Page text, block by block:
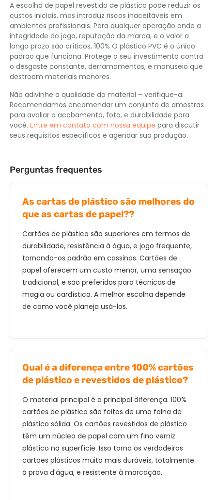
A escolha de papel revestido de plástico pode reduzir os
custos iniciais, mas introduz riscos inaceitáveis ​​em
ambientes profissionais. Para qualquer operação onde a
integridade do jogo, reputação da marca, e o valor a
longo prazo são críticos, 100% O plástico PVC é o único
padrão que funciona. Protege o seu investimento contra
o desgaste constante, derramamentos, e manuseio que
destroem materiais menores.
Não adivinhe a qualidade do material – verifique-a.
Recomendamos encomendar um conjunto de amostras
para avaliar o acabamento, foto, e durabilidade para
você. Entre em contato com nossa equipe para discutir
seus requisitos específicos e agendar sua produção.
Perguntas frequentes
As cartas de plástico são melhores do
que as cartas de papel??
Cartões de plástico são superiores em termos de
durabilidade, resistência à água, e jogo frequente,
tornando-os padrão em cassinos. Cartões de
papel oferecem um custo menor, uma sensação
tradicional, e são preferidos para técnicas de
magia ou cardística. A melhor escolha depende
de como você planeja usá-los.
Qual é a diferença entre 100% cartões
de plástico e revestidos de plástico?
O material principal é a principal diferença. 100%
cartões de plástico são feitos de uma folha de
plástico sólida. Os cartões revestidos de plástico
têm um núcleo de papel com um fino verniz
plástico na superfície. Isso torna os verdadeiros
cartões plásticos muito mais duráveis, totalmente
à prova d'água, e resistente à marcação.